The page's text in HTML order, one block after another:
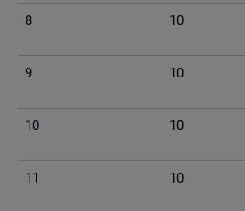
8 10
9 10
10 10
11 10